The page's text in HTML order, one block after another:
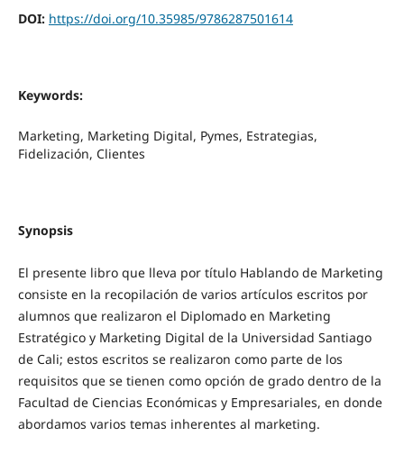
DOI: https://doi.org/10.35985/9786287501614
Keywords:
Marketing, Marketing Digital, Pymes, Estrategias,
Fidelización, Clientes
Synopsis
El presente libro que lleva por título Hablando de Marketing
consiste en la recopilación de varios artículos escritos por
alumnos que realizaron el Diplomado en Marketing
Estratégico y Marketing Digital de la Universidad Santiago
de Cali; estos escritos se realizaron como parte de los
requisitos que se tienen como opción de grado dentro de la
Facultad de Ciencias Económicas y Empresariales, en donde
abordamos varios temas inherentes al marketing.